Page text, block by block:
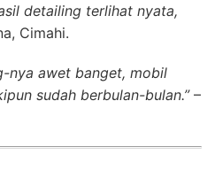
detailing terlihat nyata,
Cimahi.
nya awet banget, mobil
sudah berbulan-bulan.”–